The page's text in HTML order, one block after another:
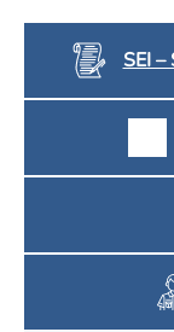
Consulta de
Calendário Eleitoral
Candidatos
Dúvidas Frequentes
Eleições Anteriores
SEI